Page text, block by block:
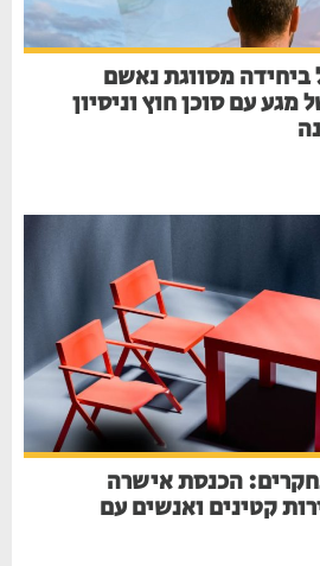
מסווגת נאשם
עם סוכן חוץ וניסיון
הכנסת אישרה
קטינים ואנשים עם